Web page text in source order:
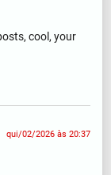
cool, your
qui/02/2026 às 20:37